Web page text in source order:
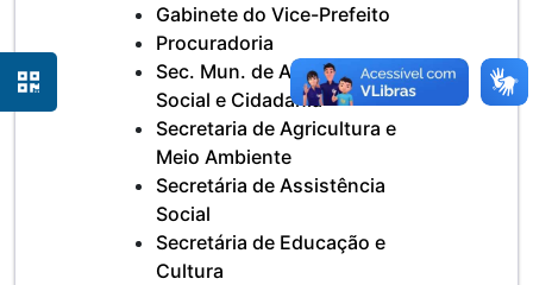
Gabinete do Vice-Prefeito
Procuradoria
Sec. Mun. de Assistência
Social e Cidadania
Secretaria de Agricultura e
Meio Ambiente
Secretária de Assistência
Social
Secretária de Educação e
Cultura